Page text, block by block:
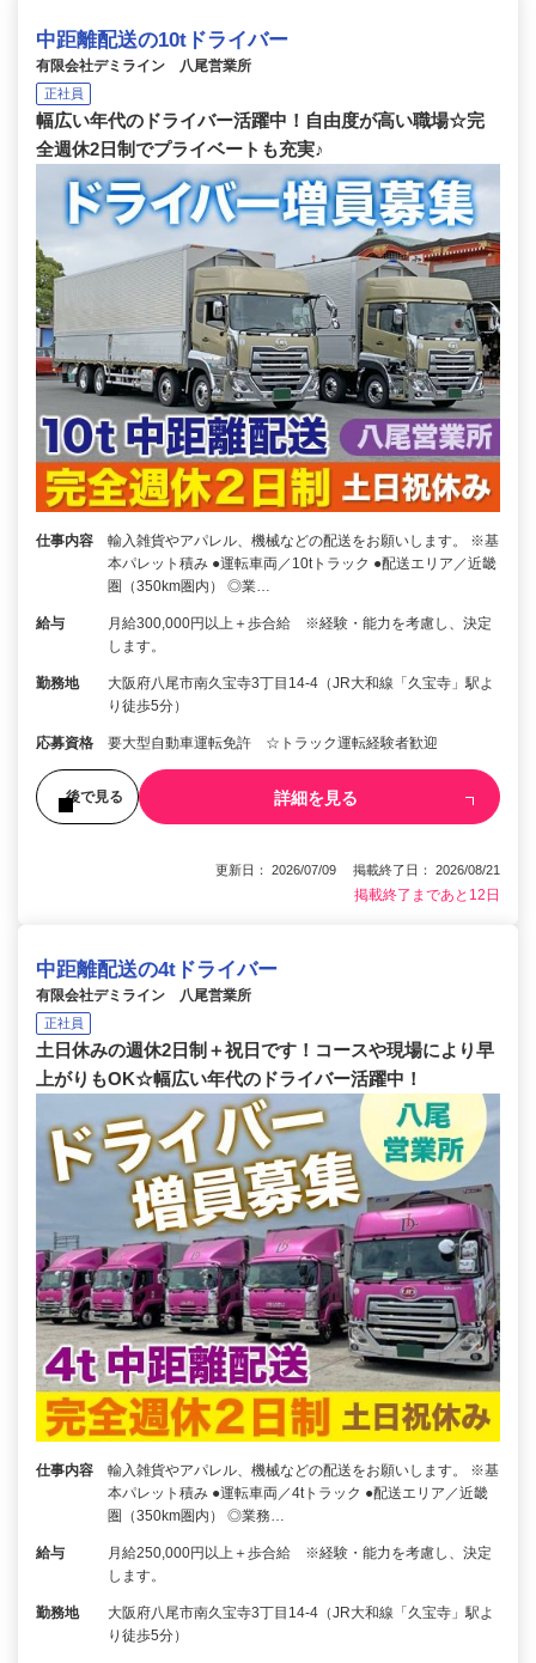
中距離配送の10tドライバー
有限会社デミライン 八尾営業所
正社員
幅広い年代のドライバー活躍中！自由度が高い職場☆完
全週休2日制でプライベートも充実♪
仕事内容
輸入雑貨やアパレル、機械などの配送をお願いします。 ※基
本パレット積み ●運転車両／10tトラック ●配送エリア／近畿
圏（350km圏内） ◎業…
給与
月給300,000円以上＋歩合給 ※経験・能力を考慮し、決定
します。
勤務地
大阪府八尾市南久宝寺3丁目14-4（JR大和線「久宝寺」駅よ
り徒歩5分）
応募資格 要大型自動車運転免許 ☆トラック運転経験者歓迎
後で見る 詳細を見る
更新日： 2026/07/09 掲載終了日： 2026/08/21
掲載終了まであと12日
中距離配送の4tドライバー
有限会社デミライン 八尾営業所
正社員
土日休みの週休2日制＋祝日です！コースや現場により早
上がりもOK☆幅広い年代のドライバー活躍中！
仕事内容
輸入雑貨やアパレル、機械などの配送をお願いします。 ※基
本パレット積み ●運転車両／4tトラック ●配送エリア／近畿
圏（350km圏内） ◎業務…
給与
月給250,000円以上＋歩合給 ※経験・能力を考慮し、決定
します。
勤務地
大阪府八尾市南久宝寺3丁目14-4（JR大和線「久宝寺」駅よ
り徒歩5分）